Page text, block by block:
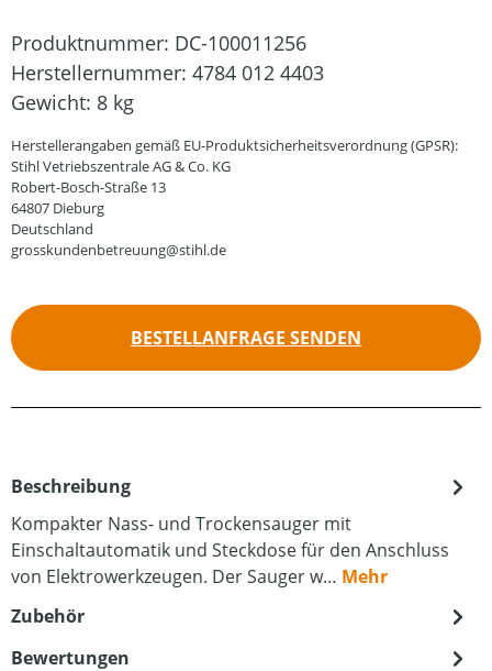
Produktnummer: DC-100011256
Herstellernummer: 4784 012 4403
Gewicht: 8 kg
Herstellerangaben gemäß EU-Produktsicherheitsverordnung (GPSR):
Stihl Vetriebszentrale AG & Co. KG
Robert-Bosch-Straße 13
64807 Dieburg
Deutschland
grosskundenbetreuung@stihl.de
BESTELLANFRAGE SENDEN
Beschreibung
Kompakter Nass- und Trockensauger mit
Einschaltautomatik und Steckdose für den Anschluss
von Elektrowerkzeugen. Der Sauger w… Mehr
Zubehör
Bewertungen